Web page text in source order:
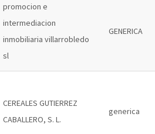
promocion e
intermediacion
inmobiliaria villarrobledo
sl
GENERICA
CEREALES GUTIERREZ
CABALLERO, S. L.
generica